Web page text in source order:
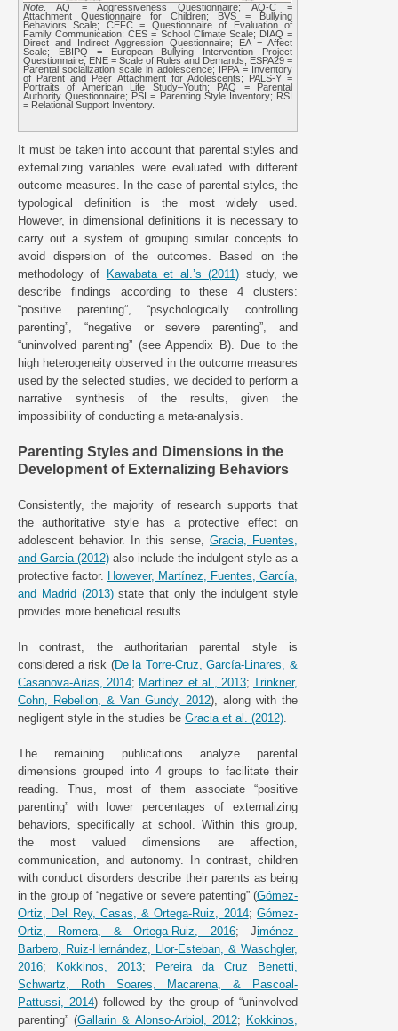
Note . AQ = Aggressiveness Questionnaire; AQ-C =
Attachment Questionnaire for Children; BVS = Bullying
Behaviors Scale; CEFC = Questionnaire of Evaluation of
Family Communication; CES = School Climate Scale; DIAQ =
Direct and Indirect Aggression Questionnaire; EA = Affect
Scale; EBIPQ = European Bullying Intervention Project
Questionnaire; ENE = Scale of Rules and Demands; ESPA29 =
Parental socialization scale in adolescence; IPPA = Inventory
of Parent and Peer Attachment for Adolescents; PALS-Y =
Portraits of American Life Study–Youth; PAQ = Parental
Authority Questionnaire; PSI = Parenting Style Inventory; RSI
= Relational Support Inventory.
It must be taken into account that parental styles and
externalizing variables were evaluated with different
outcome measures. In the case of parental styles, the
typological definition is the most widely used.
However, in dimensional definitions it is necessary to
carry out a system of grouping similar concepts to
avoid dispersion of the outcomes. Based on the
methodology of Kawabata et al.’s (2011) study, we
describe findings according to these 4 clusters:
“positive parenting”, “psychologically controlling
parenting”, “negative or severe parenting”, and
“uninvolved parenting” (see Appendix B). Due to the
high heterogeneity observed in the outcome measures
used by the selected studies, we decided to perform a
narrative synthesis of the results, given the
impossibility of conducting a meta-analysis.
Parenting Styles and Dimensions in the
Development of Externalizing Behaviors
Consistently, the majority of research supports that
the authoritative style has a protective effect on
adolescent behavior. In this sense, Gracia, Fuentes,
and Garcia (2012) also include the indulgent style as a
protective factor. However, Martínez, Fuentes, García,
and Madrid (2013)state that only the indulgent style
provides more beneficial results.
In contrast, the authoritarian parental style is
considered a risk (De la Torre-Cruz, García-Linares, &
Casanova-Arias, 2014; Martínez et al., 2013;Trinkner,
Cohn, Rebellon, & Van Gundy, 2012), along with the
negligent style in the studies be Gracia et al. (2012)
The remaining publications analyze parental
dimensions grouped into 4 groups to facilitate their
reading. Thus, most of them associate “positive
parenting” with lower percentages of externalizing
behaviors, specifically at school. Within this group,
the most valued dimensions are affection,
communication, and autonomy. In contrast, children
with conduct disorders describe their parents as being
in the group of “negative or severe patenting” (Gómez-
Ortiz, Del Rey, Casas, & Ortega-Ruiz, 2014;Gómez-
Ortiz, Romera, & Ortega-Ruiz, 2016; Jiménez-
Barbero, Ruiz-Hernández, Llor-Esteban, & Waschgler,
2016; Kokkinos, 2013; Pereira da Cruz Benetti,
Schwartz, Roth Soares, Macarena, & Pascoal-
Pattussi, 2014) followed by the group of “uninvolved
parenting” (Gallarin & Alonso-Arbiol, 2012; Kokkinos,